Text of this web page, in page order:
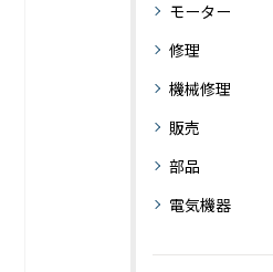
モーター
修理
機械修理
販売
部品
電気機器